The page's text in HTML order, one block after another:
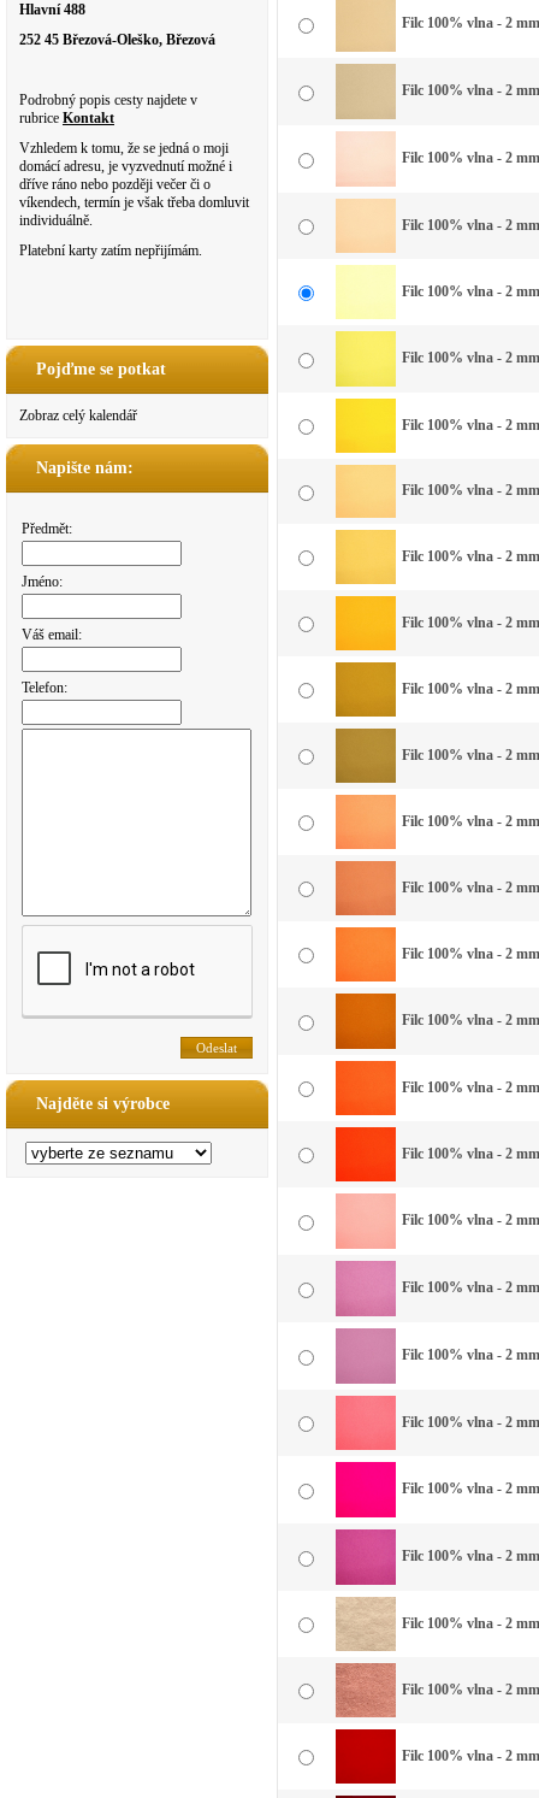
Hlavní 488
252 45 Březová-Oleško, Březová
Podrobný popis cesty najdete v
rubrice Kontakt
Vzhledem k tomu, že se jedná o moji
domácí adresu, je vyzvednutí možné i
dříve ráno nebo později večer či o
víkendech, termín je však třeba domluvit
individuálně.
Platební karty zatím nepřijímám.
Pojďme se potkat
Zobraz celý kalendář
Napište nám:
Předmět:
Jméno:
Váš email:
Telefon:
Najděte si výrobce
Filc 100% vlna - 2
Filc 100% vlna - 2
Filc 100% vlna - 2
Filc 100% vlna - 2
Filc 100% vlna - 2
Filc 100% vlna - 2
Filc 100% vlna - 2
Filc 100% vlna - 2
Filc 100% vlna - 2
Filc 100% vlna - 2
Filc 100% vlna - 2
Filc 100% vlna - 2
Filc 100% vlna - 2
Filc 100% vlna - 2
Filc 100% vlna - 2
Filc 100% vlna - 2
Filc 100% vlna - 2
Filc 100% vlna - 2
Filc 100% vlna - 2
Filc 100% vlna - 2
Filc 100% vlna - 2
Filc 100% vlna - 2
Filc 100% vlna - 2
Filc 100% vlna - 2
Filc 100% vlna - 2
Filc 100% vlna - 2
Filc 100% vlna - 2